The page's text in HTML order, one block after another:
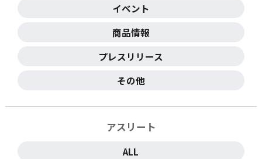
イベント
商品情報
プレスリリース
その他
アスリート
ALL